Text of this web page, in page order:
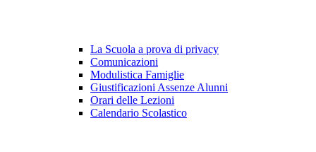
La Scuola a prova di privacy
Comunicazioni
Modulistica Famiglie
Giustificazioni Assenze Alunni
Orari delle Lezioni
Calendario Scolastico